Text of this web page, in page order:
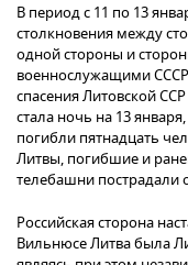
В период с 11 по 13
столкновения между
одной стороны и
военнослужащими
спасения Литовской
стала ночь на 13
погибли пятнадцать
Литвы, погибшие и
телебашни пострадали
Российская сторона
Вильнюсе Литва была